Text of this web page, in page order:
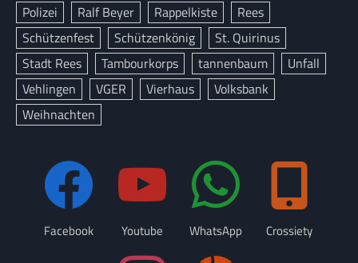
Polizei
Ralf Beyer Rappelkiste
Rees
Schützenfest
Schützenkönig
St. Quirinus
Stadt Rees
Tambourkorps tannenbaum
Unfall
Vehlingen
VGER Vierhaus
Volksbank
Weihnachten
Facebook Youtube WhatsApp Crossiety